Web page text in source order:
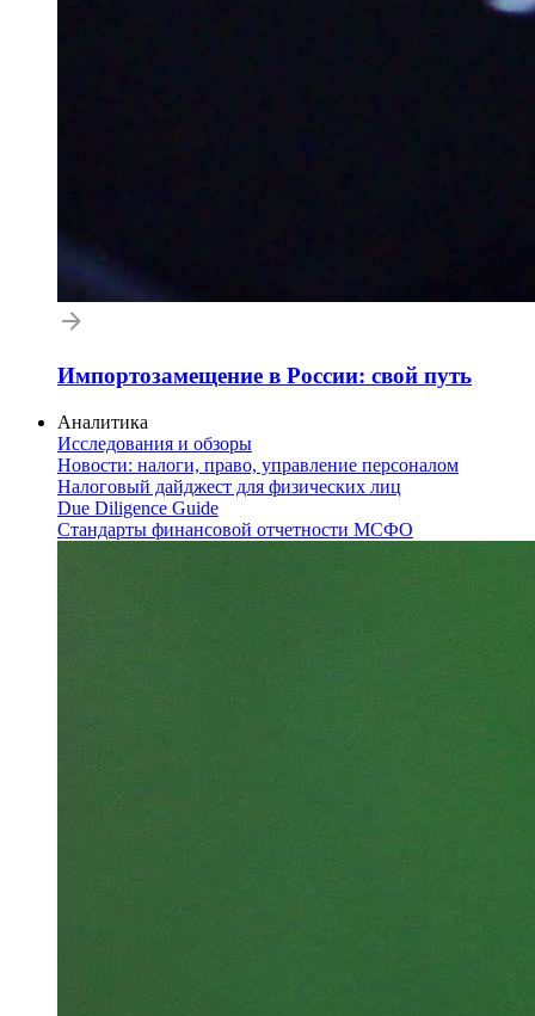
Импортозамещение в России: свой путь
Аналитика
Исследования и обзоры
Новости: налоги, право, управление персоналом
Налоговый дайджест для физических лиц
Due Diligence Guide
Стандарты финансовой отчетности МСФО